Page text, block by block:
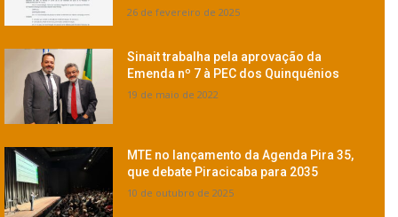
26 de fevereiro de 2025
Sinait trabalha pela aprovação da
Emenda nº 7 à PEC dos Quinquênios
19 de maio de 2022
MTE no lançamento da Agenda Pira 35,
que debate Piracicaba para 2035
10 de outubro de 2025